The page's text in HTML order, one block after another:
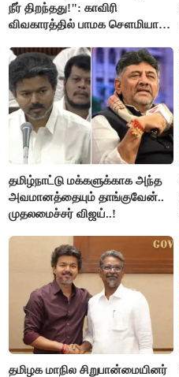
நீர் திறந்தது!": காவிரி
விவகாரத்தில் பாமக சௌமியா
தமிழ்நாட்டு மக்களுக்காக அந்த
அவமானத்தையும் தாங்குவேன்..
முதலமைச்சர் விஜய்..!
தமிழக மாநில சிறுபான்மையினர்